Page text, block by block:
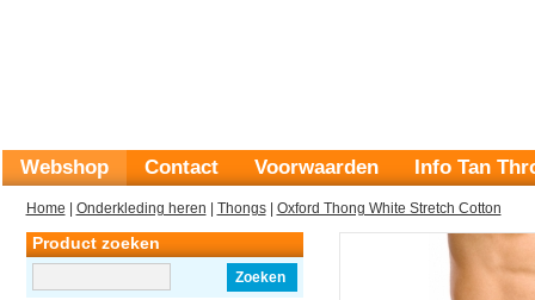
Webshop Contact Voorwaarden Info Tan
Home Onderkleding heren Thongs| Oxford Thong White Stretch Cotton
Product zoeken
Zoeken